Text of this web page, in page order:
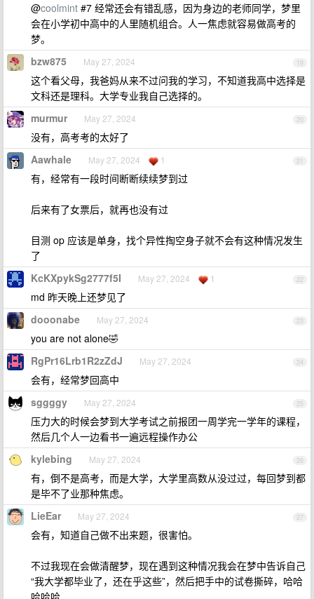
@coolmint #7 经常还会有错乱感，因为身边的老师同学，梦里
会在小学初中高中的人里随机组合。人一焦虑就容易做高考的
梦。
19
bzw875 May 27, 2024
这个看父母，我爸妈从来不过问我的学习，不知道我高中选择是
文科还是理科。大学专业我自己选择的。
20
murmur May 27, 2024
没有，高考考的太好了
21
Aawhale May 27, 2024 1
有，经常有一段时间断断续续梦到过
后来有了女票后，就再也没有过
目测 op 应该是单身，找个异性掏空身子就不会有这种情况发生
了
22
KcKXpykSg2777f5I May 27, 2024 1
md 昨天晚上还梦见了
23
dooonabe May 27, 2024
you are not alone🤣
24
RgPr16Lrb1R2zZdJ May 27, 2024
会有，经常梦回高中
25
sggggy May 27, 2024
压力大的时候会梦到大学考试之前报团一周学完一学年的课程，
然后几个人一边看书一遍远程操作办公
26
kylebing May 27, 2024
有，倒不是高考，而是大学，大学里高数从没过过，每回梦到都
是毕不了业那种焦虑。
27
LieEar May 27, 2024
会有，知道自己做不出来题，很害怕。
不过我现在会做清醒梦，现在遇到这种情况我会在梦中告诉自己
“我大学都毕业了，还在乎这些”，然后把手中的试卷撕碎，哈哈
哈哈哈